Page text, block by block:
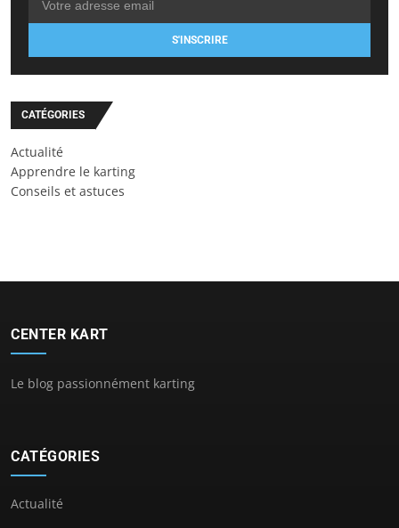
S'INSCRIRE
CATÉGORIES
Actualité
Apprendre le karting
Conseils et astuces
CENTER KART
Le blog passionnément karting
CATÉGORIES
Actualité